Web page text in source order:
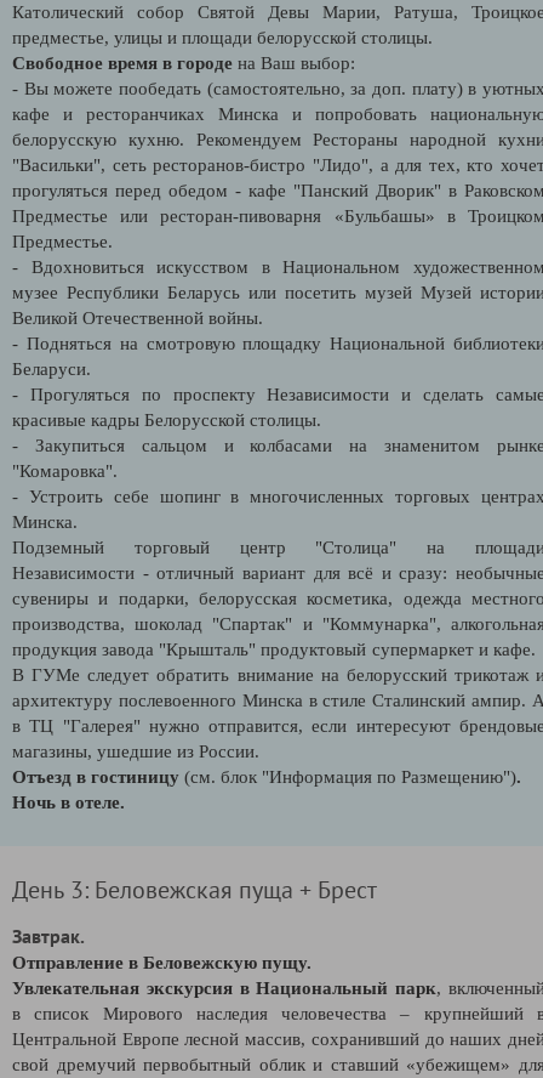
Католический собор Святой Девы Марии, Ратуша,
предместье, улицы и площади белорусской столицы.
Свободное время в городе на Ваш выбор:
- Вы можете пообедать (самостоятельно, за доп. плату) в
кафе и ресторанчиках Минска и попробовать
белорусскую кухню. Рекомендуем Рестораны народной
"Васильки", сеть ресторанов-бистро "Лидо", а для тех, кто
прогуляться перед обедом - кафе "Панский Дворик" в
Предместье или ресторан-пивоварня «Бульбашы» в
Предместье.
- Вдохновиться искусством в Национальном
музее Республики Беларусь или посетить музей Музей
Великой Отечественной войны.
- Подняться на смотровую площадку Национальной
Беларуси.
- Прогуляться по проспекту Независимости и сделать
красивые кадры Белорусской столицы.
- Закупиться сальцом и колбасами на знаменитом
"Комаровка".
- Устроить себе шопинг в многочисленных торговых
Минска.
Подземный торговый центр "Столица" на
Независимости - отличный вариант для всё и сразу:
сувениры и подарки, белорусская косметика, одежда
производства, шоколад "Спартак" и "Коммунарка",
продукция завода "Крышталь" продуктовый супермаркет и
В ГУМе следует обратить внимание на белорусский трикотаж
архитектуру послевоенного Минска в стиле Сталинский ампир.
в ТЦ "Галерея" нужно отправится, если интересуют
магазины, ушедшие из России.
Отъезд в гостиницу (см. блок "Информация по Размещению").
Ночь в отеле.
День 3: Беловежская пуща + Брест
Завтрак.
Отправление в Беловежскую пущу.
Увлекательная экскурсия в Национальный парк,
в список Мирового наследия человечества – крупнейший
Центральной Европе лесной массив, сохранивший до наших
свой дремучий первобытный облик и ставший «убежищем»